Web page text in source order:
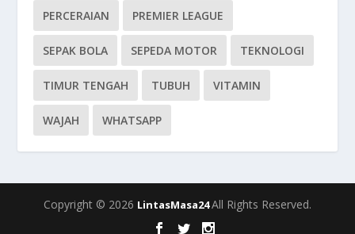
PERCERAIAN PREMIER LEAGUE
SEPAK BOLA SEPEDA MOTOR TEKNOLOGI
TIMUR TENGAH TUBUH VITAMIN
WAJAH WHATSAPP
Copyright © 2026 LintasMasa24All Rights Reserved.